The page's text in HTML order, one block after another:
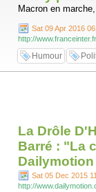
Macron en
Sat 09 Apr 2016
http://
Humour
La Drôle
Barré : "La
Dailymotion
Sat 05 Dec 2015
http://